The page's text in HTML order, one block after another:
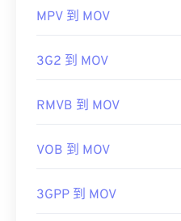
MPV 到 MOV
3G2 到 MOV
RMVB 到 MOV
VOB 到 MOV
3GPP 到 MOV